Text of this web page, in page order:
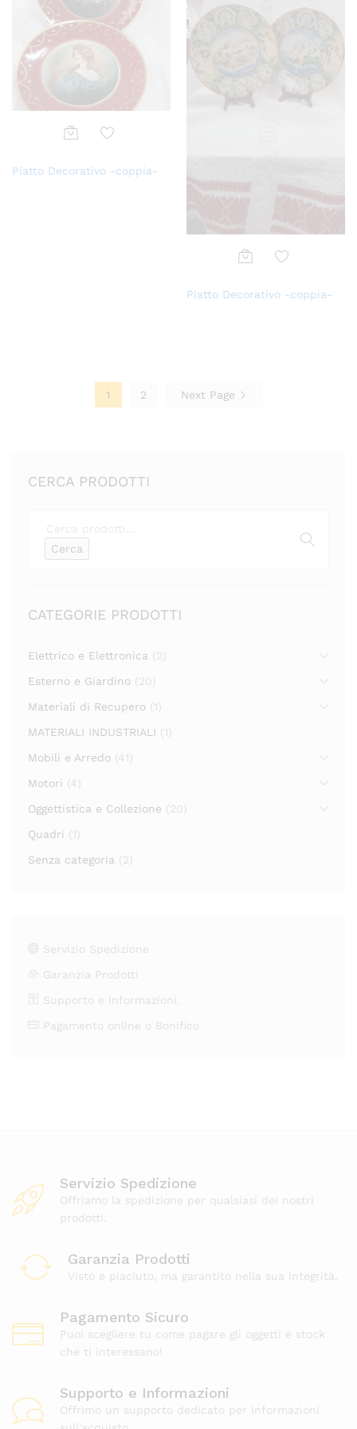
ungi
Piatto Decorativo -coppia-
ungi
Piatto Decorativo -coppia-
1 2 Next Page
CERCA PRODOTTI
Cerca
CATEGORIE PRODOTTI
Elettrico e Elettronica (2)
Esterno e Giardino (20)
Materiali di Recupero (1)
MATERIALI INDUSTRIALI (1)
Mobili e Arredo (41)
Motori (4)
Oggettistica e Collezione (20)
Quadri (1)
Senza categoria (2)
Servizio Spedizione
Garanzia Prodotti
Supporto e Informazioni.
Pagamento online o Bonifico
Servizio Spedizione
Offriamo la spedizione per qualsiasi dei nostri
prodotti.
Garanzia Prodotti
Visto e piaciuto, ma garantito nella sua integrità.
Pagamento Sicuro
Puoi scegliere tu come pagare gli oggetti e stock
che ti interessano!
Supporto e Informazioni
Offrimo un supporto dedicato per informazioni